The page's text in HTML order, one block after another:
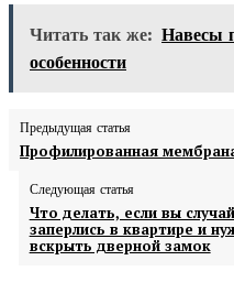
Читать так же: Навесы
особенности
Предыдущая статья
Профилированная
Следующая статья
Что делать, если вы
заперлись в квартире и
вскрыть дверной замок